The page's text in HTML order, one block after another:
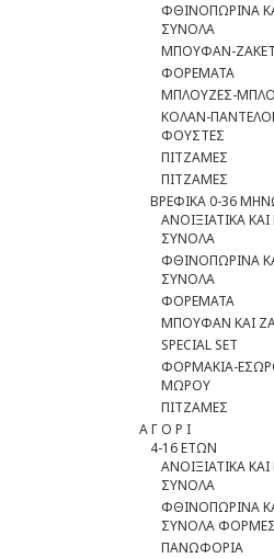
ΦΘΙΝΟΠΩΡΙΝΑ
ΣΥΝΟΛΑ
ΜΠΟΥΦΑΝ-
ΦΟΡΕΜΑΤΑ
ΜΠΛΟΥΖΕΣ-
ΚΟΛΑΝ-
ΦΟΥΣΤΕΣ
ΠΙΤΖΑΜΕΣ
ΠΙΤΖΑΜΕΣ
ΒΡΕΦΙΚΑ 0-36
ΑΝΟΙΞΙΑΤΙΚΑ
ΣΥΝΟΛΑ
ΦΘΙΝΟΠΩΡΙΝΑ
ΣΥΝΟΛΑ
ΦΟΡΕΜΑΤΑ
ΜΠΟΥΦΑΝ ΚΑΙ
SPECIAL SET
ΦOΡΜΑΚΙΑ-
ΜΩΡΟΥ
ΠΙΤΖΑΜΕΣ
Α Γ Ο Ρ Ι
4-16 ΕΤΩΝ
ΑΝΟΙΞΙΑΤΙΚΑ
ΣΥΝΟΛΑ
ΦΘΙΝΟΠΩΡΙΝΑ
ΣΥΝΟΛΑ
ΠΑΝΩΦΟΡΙΑ